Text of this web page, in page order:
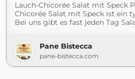
Lauch-Chicorée Salat mit Speck
Chicorée Salat mit Speck ist ein
Bei uns gibt es fast jeden Tag
Pane Bistecca
pane-bistecca.com